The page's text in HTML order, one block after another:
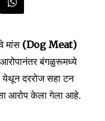
मांस (Dog Meat)
बंगळुरूमध्ये
येथून दररोज सहा टन
आरोप केला गेला आहे.